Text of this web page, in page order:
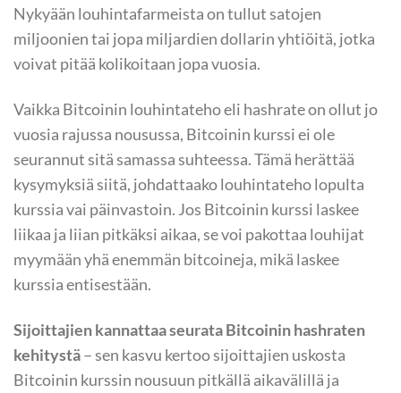
Nykyään louhintafarmeista on tullut satojen
miljoonien tai jopa miljardien dollarin yhtiöitä, jotka
voivat pitää kolikoitaan jopa vuosia.
Vaikka Bitcoinin louhintateho eli hashrate on ollut jo
vuosia rajussa nousussa, Bitcoinin kurssi ei ole
seurannut sitä samassa suhteessa. Tämä herättää
kysymyksiä siitä, johdattaako louhintateho lopulta
kurssia vai päinvastoin. Jos Bitcoinin kurssi laskee
liikaa ja liian pitkäksi aikaa, se voi pakottaa louhijat
myymään yhä enemmän bitcoineja, mikä laskee
kurssia entisestään.
Sijoittajien kannattaa seurata Bitcoinin hashraten
kehitystä– sen kasvu kertoo sijoittajien uskosta
Bitcoinin kurssin nousuun pitkällä aikavälillä ja